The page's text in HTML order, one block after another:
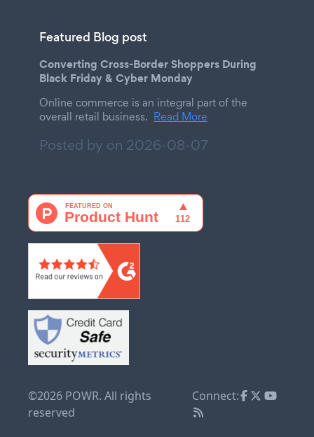
Featured Blog post
Converting Cross-Border Shoppers During
Black Friday & Cyber Monday
Online commerce is an integral part of the
overall retail business. Read More
Posted by on 2026-08-07
©2026 POWR. All rights
reserved
Connect: